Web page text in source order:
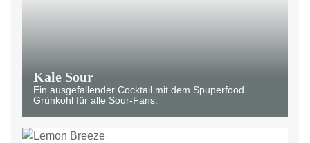
Kale Sour
Ein ausgefallender Cocktail mit dem Spuperfood
Grünkohl für alle Sour-Fans.